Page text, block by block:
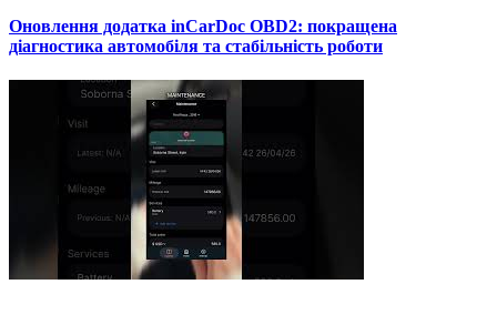
Оновлення додатка inCarDoc OBD2: покращена
діагностика автомобіля та стабільність роботи